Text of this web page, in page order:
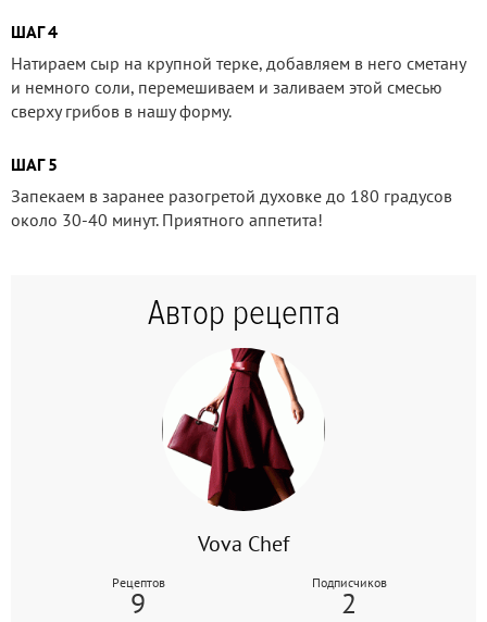
ШАГ 4
Натираем сыр на крупной терке, добавляем в него сметану
и немного соли, перемешиваем и заливаем этой смесью
сверху грибов в нашу форму.
ШАГ 5
Запекаем в заранее разогретой духовке до 180 градусов
около 30-40 минут. Приятного аппетита!
Автор рецепта
Vova Chef
Рецептов
9
Подписчиков
2